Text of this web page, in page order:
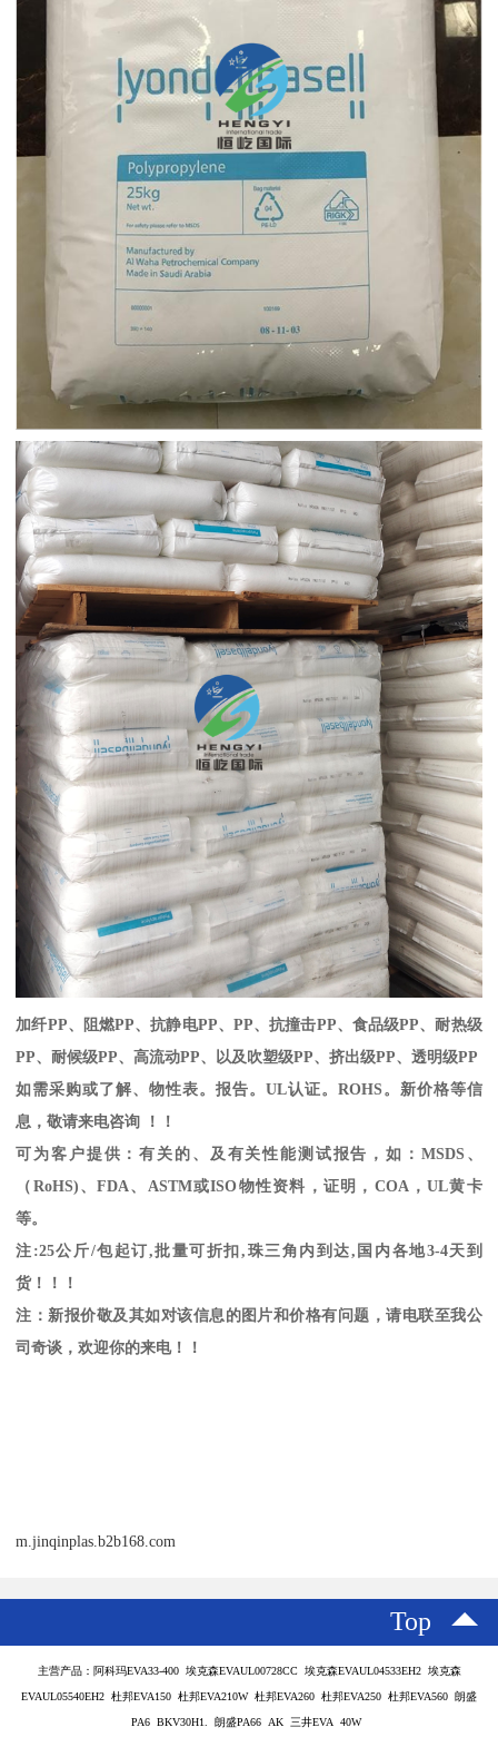
加纤PP、阻燃PP、抗静电PP、 PP、抗撞击PP、食品级PP、耐热级
PP、耐候级PP、高流动PP、以及吹塑级PP、挤出级PP、透明级PP
如需采购或了解、物性表。报告。 UL认证。 ROHS 。新价格等信
息，敬请来电咨询 ！！
可为客户提供：有关的、及有关性能测试报告，如： MSDS 、
（ RoHS) 、FDA、 ASTM或ISO物性资料，证明， COA，UL黄卡
等。
注 :25公斤/包起订,批量可折扣, 珠三角内到达, 国内各地3-4天到
货！！！
注：新报价敬及其如对该信息的图片和价格有问题，请电联至我公
司奇谈，欢迎你的来电！！
m.jinqinplas.b2b168.com
Top
主营产品：阿科玛EVA33-400 埃克森EVAUL00728CC 埃克森EVAUL04533EH2 埃克森
EVAUL05540EH2 杜邦EVA150 杜邦EVA210W 杜邦EVA260 杜邦EVA250 杜邦EVA560 朗盛
PA6 BKV30H1. 朗盛PA66 AK 三井EVA 40W